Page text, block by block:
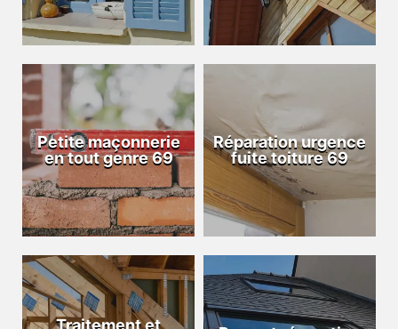
Petite maçonnerie
en tout genre 69
Réparation urgence
fuite toiture 69
Traitement et